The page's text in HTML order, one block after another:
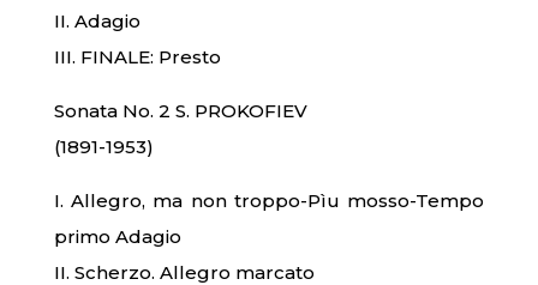
II. Adagio
III. FINALE: Presto
Sonata No. 2 S. PROKOFIEV
(1891-1953)
I. Allegro, ma non troppo-Pìu mosso-Tempo
primo Adagio
II. Scherzo. Allegro marcato